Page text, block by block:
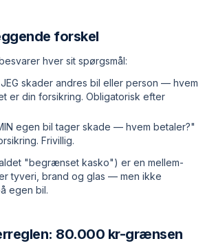
forskel
hver sit spørgsmål:
skader andres bil eller person — hvem
er din forsikring. Obligatorisk efter
egen bil tager skade — hvem betaler?"
Frivillig.
"begrænset kasko") er en mellem­
tyveri, brand og glas — men ikke
egen bil.
80.000 kr-grænsen